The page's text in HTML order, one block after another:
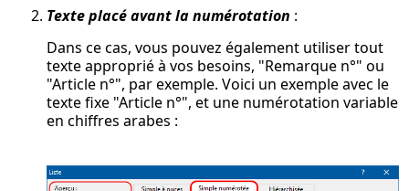
Texte placéavantla numérotation :
Dans ce cas, vous pouvez également utiliser tout
texte approprié à vos besoins, "Remarque n°" ou
"Article n°", par exemple. Voici un exemple avec le
texte fixe "Article n°", et une numérotation variable
en chiffres arabes :